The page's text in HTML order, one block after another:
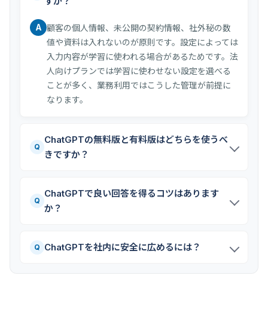
A 顧客の個人情報、未公開の契約情報、社外秘の数
値や資料は入れないのが原則です。設定によっては
入力内容が学習に使われる場合があるためです。法
人向けプランでは学習に使わせない設定を選べる
ことが多く、業務利用ではこうした管理が前提に
なります。
Q
ChatGPTの無料版と有料版はどちらを使うべ
きですか？
Q
ChatGPTで良い回答を得るコツはあります
か？
Q ChatGPTを社内に安全に広めるには？